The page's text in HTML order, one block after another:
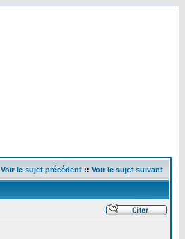
Voir le sujet précédent :: Voir le sujet suivant